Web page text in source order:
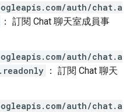
auth/chat.a
： 訂閱 Chat 聊天室成員事
auth/chat.a
： 訂閱 Chat 聊天
auth/chat.a